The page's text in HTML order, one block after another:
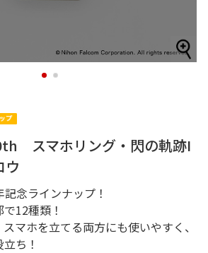
1 2
スマホリング・閃の軌跡I
ウ
念ラインナップ！
12種類！
マホを立てる両方にも使いやすく、
ち！